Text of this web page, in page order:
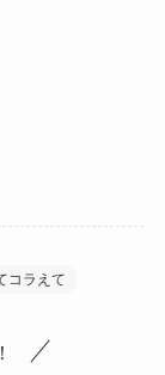
コラえて